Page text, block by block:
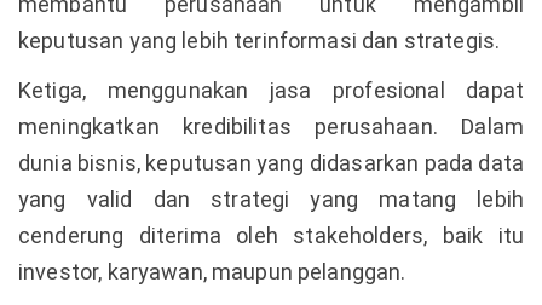
keputusan yang lebih terinformasi dan strategis.
Ketiga, menggunakan jasa profesional dapat
meningkatkan kredibilitas perusahaan. Dalam
dunia bisnis, keputusan yang didasarkan pada data
yang valid dan strategi yang matang lebih
cenderung diterima oleh stakeholders, baik itu
investor, karyawan, maupun pelanggan.